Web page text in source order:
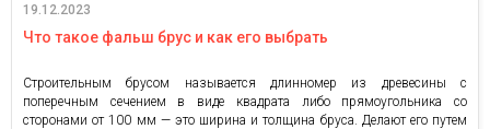
19.12.2023
Что такое фальш брус и как его выбрать
Строительным брусом называется длинномер из древесины с
поперечным сечением в виде квадрата либо прямоугольника со
сторонами от 100 мм — это ширина и толщина бруса. Делают его путем